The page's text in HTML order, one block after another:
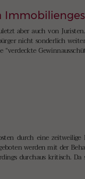
aber auch von
nicht sonderlich
durch eine zeitweilige
werden mit der
durchaus kritisch.